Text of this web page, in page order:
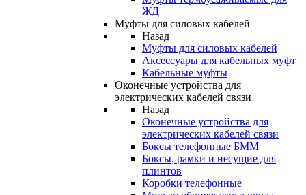
ЖД
Муфты для силовых кабелей
Назад
Муфты для силовых кабелей
Аксессуары для кабельных муфт
Кабельные муфты
Оконечные устройства для
электрических кабелей связи
Назад
Оконечные устройства для
электрических кабелей связи
Боксы телефонные БММ
Боксы, рамки и несущие для
плинтов
Коробки телефонные